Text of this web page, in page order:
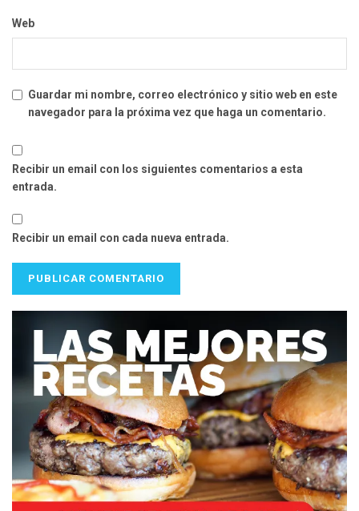
Web
Guardar mi nombre, correo electrónico y sitio web en este
navegador para la próxima vez que haga un comentario.
Recibir un email con los siguientes comentarios a esta
entrada.
Recibir un email con cada nueva entrada.